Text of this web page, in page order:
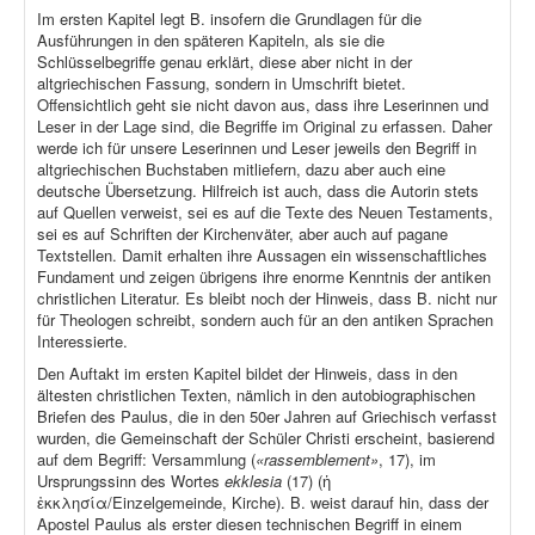
Im ersten Kapitel legt B. insofern die Grundlagen für die
Ausführungen in den späteren Kapiteln, als sie die
Schlüsselbegriffe genau erklärt, diese aber nicht in der
altgriechischen Fassung, sondern in Umschrift bietet.
Offensichtlich geht sie nicht davon aus, dass ihre Leserinnen und
Leser in der Lage sind, die Begriffe im Original zu erfassen. Daher
werde ich für unsere Leserinnen und Leser jeweils den Begriff in
altgriechischen Buchstaben mitliefern, dazu aber auch eine
deutsche Übersetzung. Hilfreich ist auch, dass die Autorin stets
auf Quellen verweist, sei es auf die Texte des Neuen Testaments,
sei es auf Schriften der Kirchenväter, aber auch auf pagane
Textstellen. Damit erhalten ihre Aussagen ein wissenschaftliches
Fundament und zeigen übrigens ihre enorme Kenntnis der antiken
christlichen Literatur. Es bleibt noch der Hinweis, dass B. nicht nur
für Theologen schreibt, sondern auch für an den antiken Sprachen
Interessierte.
Den Auftakt im ersten Kapitel bildet der Hinweis, dass in den
ältesten christlichen Texten, nämlich in den autobiographischen
Briefen des Paulus, die in den 50er Jahren auf Griechisch verfasst
wurden, die Gemeinschaft der Schüler Christi erscheint, basierend
auf dem Begriff: Versammlung («rassemblement», 17), im
Ursprungssinn des Wortes ekklesia (17) (ἡ
ἐκκλησία/Einzelgemeinde, Kirche). B. weist darauf hin, dass der
Apostel Paulus als erster diesen technischen Begriff in einem